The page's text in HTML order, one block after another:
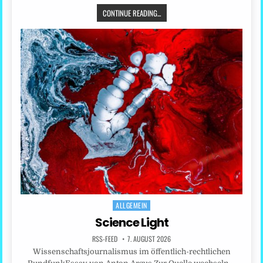
CONTINUE READING...
Posted
ALLGEMEIN
Science Light
RSS-FEED 7. AUGUST 2026
Wissenschaftsjournalismus im öffentlich-rechtlichen